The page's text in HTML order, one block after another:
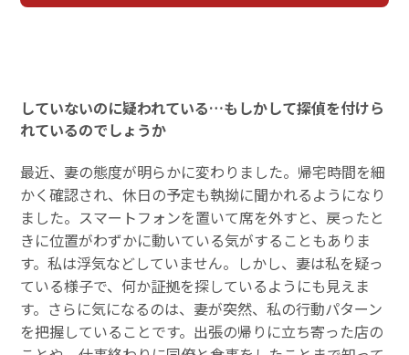
していないのに疑われている…もしかして探偵を付けら
れているのでしょうか
最近、妻の態度が明らかに変わりました。帰宅時間を細
かく確認され、休日の予定も執拗に聞かれるようになり
ました。スマートフォンを置いて席を外すと、戻ったと
きに位置がわずかに動いている気がすることもありま
す。私は浮気などしていません。しかし、妻は私を疑っ
ている様子で、何か証拠を探しているようにも見えま
す。さらに気になるのは、妻が突然、私の行動パターン
を把握していることです。出張の帰りに立ち寄った店の